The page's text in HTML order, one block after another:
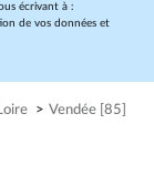
écrivant à :
de vos données et
> Vendée [85]